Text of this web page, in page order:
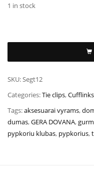
1 in stock
SKU:Segt12
Categories:Tie clips,Cufflinks
Tags:aksesuarai vyrams,
dumas,GERA DOVANA,
pypkoriu klubas, pypkorius,